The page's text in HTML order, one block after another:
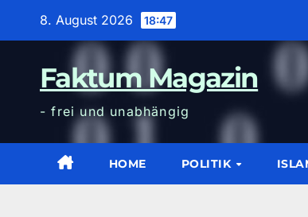
8. August 2026 18:47
Faktum Magazin
- frei und unabhängig
HOME POLITIK